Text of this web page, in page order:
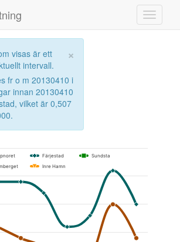
Toggle
×
visas är ett
intervall.
fr o m 20130410 i
innan 20130410
vilket är 0,507
lines.
X axis displaying categories.
Y axis displaying Nivå. Data ranges from
Färjestad
Sundsta
Inre Hamn